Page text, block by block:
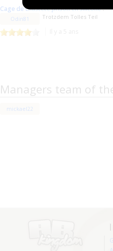
Cage de chasteté prison en silicone:
Odin81 Trotzdem Tolles Teil
Managers team of
mickael22